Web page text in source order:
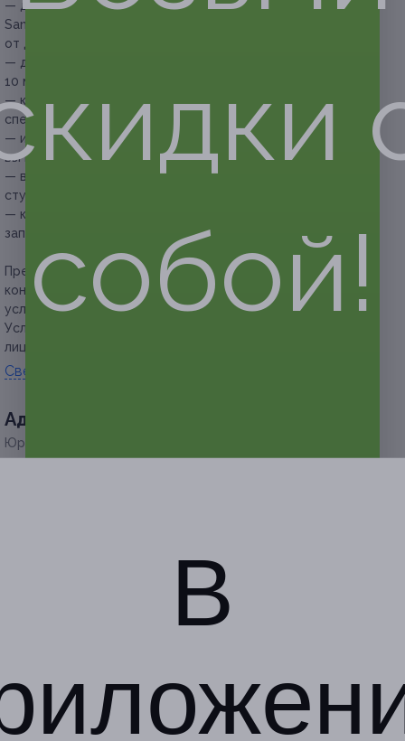
— депиляция любых зон проводится с применением паст
Santa, Oxyepil и восков Sunmy, SkinSystem, Italwax (зависит
от длины волосков и противопоказаний);
— длина волосков должна быть не менее 5 мм и не более
10 мм;
— купон не распространяется на другие
спецпредложения студии;
— информацию по условиям акции и оказываемым услугам
вы можете уточнить по телефону;
— в период государственных праздников время работы
студии необходимо уточнять заранее;
— клиент обязан сообщить об отмене или переносе
записи не менее чем за 12 часов.
Предупреждаем о необходимости получения
консультации у врача-специалиста по оказываемым
услугам и противопоказаниям.
Услуга предоставляется только совершеннолетним
лицам.
Свернуть
Адресa
Юридическая информация о партнёре
собой!
В